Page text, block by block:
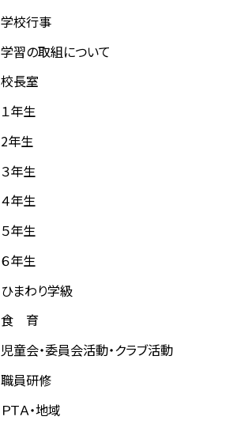
学校行事
学習の取組について
校長室
１年生
2年生
３年生
４年生
５年生
６年生
ひまわり学級
食 育
児童会・委員会活動・クラブ活動
職員研修
ＰＴＡ・地域